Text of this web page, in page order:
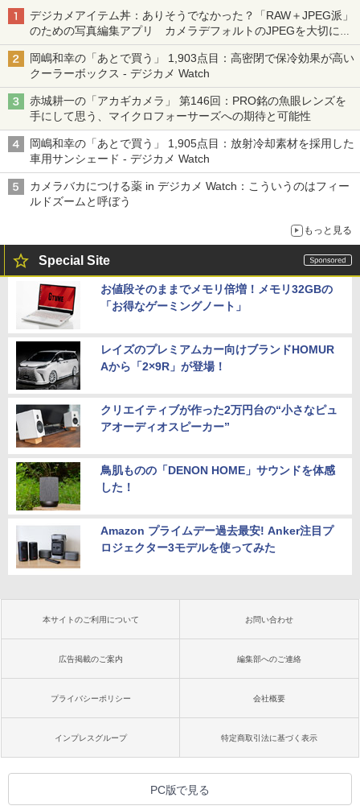
デジカメアイテム丼：ありそうでなかった？「RAW＋JPEG派」
のための写真編集アプリ カメラデフォルトのJPEGを大切にす
る「Filmator」
岡嶋和幸の「あとで買う」 1,903点目：高密閉で保冷効果が高い
クーラーボックス - デジカメ Watch
赤城耕一の「アカギカメラ」 第146回：PRO銘の魚眼レンズを
手にして思う、マイクロフォーサーズへの期待と可能性
岡嶋和幸の「あとで買う」 1,905点目：放射冷却素材を採用した
車用サンシェード - デジカメ Watch
カメラバカにつける薬 in デジカメ Watch：こういうのはフィー
ルドズームと呼ぼう
もっと見る
Special Site
お値段そのままでメモリ倍増！メモリ32GBの
「お得なゲーミングノート」
レイズのプレミアムカー向けブランドHOMUR
Aから「2×9R」が登場！
クリエイティブが作った2万円台の“小さなピュ
アオーディオスピーカー”
鳥肌ものの「DENON HOME」サウンドを体感
した！
Amazon プライムデー過去最安! Anker注目プ
ロジェクター3モデルを使ってみた
本サイトのご利用について お問い合わせ
広告掲載のご案内 編集部へのご連絡
プライバシーポリシー 会社概要
インプレスグループ 特定商取引法に基づく表示
PC版で見る